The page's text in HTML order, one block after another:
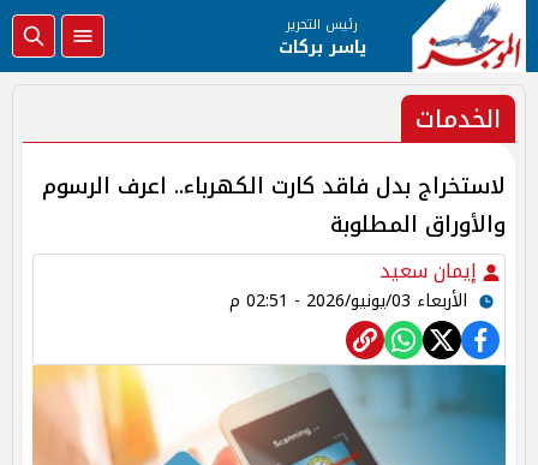
رئيس التحرير
ياسر بركات
الخدمات
لاستخراج بدل فاقد كارت الكهرباء.. اعرف الرسوم
والأوراق المطلوبة
إيمان سعيد
الأربعاء 03/يونيو/2026 - 02:51 م